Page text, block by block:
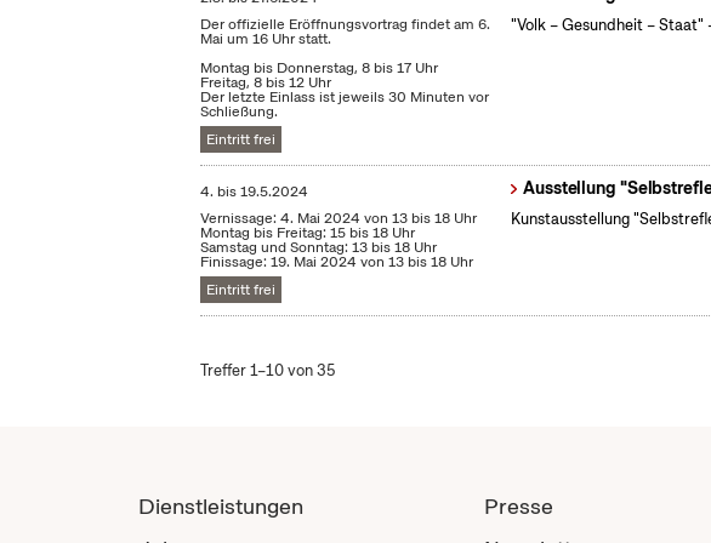
Der offizielle Eröffnungsvortrag findet am 6.
Mai um 16 Uhr statt.
Montag bis Donnerstag, 8 bis 17 Uhr
Freitag, 8 bis 12 Uhr
Der letzte Einlass ist jeweils 30 Minuten vor
Schließung.
Eintritt frei
"Volk – Gesundheit –
4. bis19.5.2024
Vernissage: 4. Mai 2024 von 13 bis 18 Uhr
Montag bis Freitag: 15 bis 18 Uhr
Samstag und Sonntag: 13 bis 18 Uhr
Finissage: 19. Mai 2024 von 13 bis 18 Uhr
Eintritt frei
Ausstellung
Kunstausstellung
Treffer 1–10 von 35
Dienstleistungen
Presse